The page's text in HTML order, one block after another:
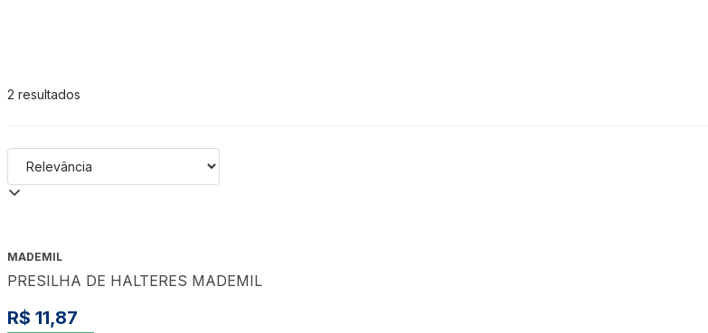
2 resultados
MADEMIL
PRESILHA DE HALTERES MADEMIL
R$ 11,87